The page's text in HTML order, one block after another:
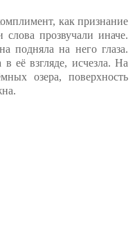
как признание
прозвучали иначе.
подняла на него глаза.
её взгляде, исчезла. На
озера, поверхность